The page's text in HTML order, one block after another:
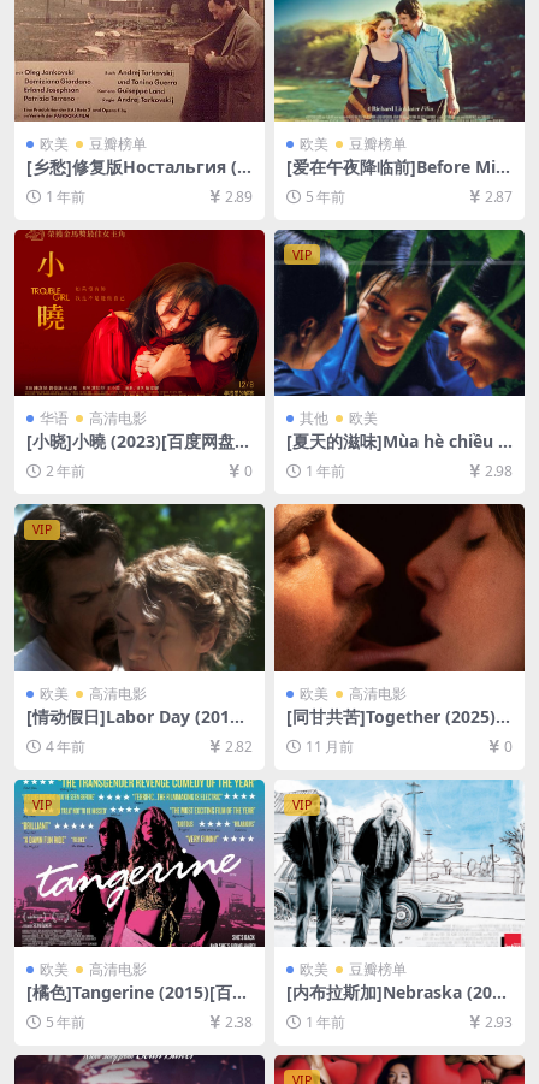
欧美 豆瓣榜单
[乡愁]修复版Ностальгия (1
983)[百度网盘+夸克网盘+迅
雷云盘资源1080P超清未删减]
1 年前 2.89
欧美 豆瓣榜单
[爱在午夜降临前]Before Mid
night (2013)[百度网盘+迅雷
云盘资源1080P超清未删减]
5 年前 2.87
华语 高清电影
[小晓]小曉 (2023)[百度网盘
+夸克网盘1080P超清未删减
资源][网盘在线播放/下载][MP
4/6GB][中文字幕]
2 年前 0
VIP
其他 欧美
[夏天的滋味]Mùa hè chiều t
hẳng đứng (2000)[百度网盘
+夸克网盘1080P超清未删减
资源][网盘在线播放/下载][MP
4/7GB][中英字幕]
1 年前 2.98
VIP
欧美 高清电影
[情动假日]Labor Day (2013)
[百度网盘+迅雷云盘资源1080
P超清未删减][MP4/6.9GB][中
英字幕]
4 年前 2.82
欧美 高清电影
[同甘共苦]Together (2025)
[百度网盘+夸克网盘1080P超
清未删减资源][网盘在线播放/
下载][MP4/7.2GB][中英字幕]
11 月前 0
VIP
欧美 高清电影
[橘色]Tangerine (2015)[百度
网盘+迅雷云盘资源1080P超
清未删减][MP4/5.5GB][中英
5 年前 2.38
VIP
欧美 豆瓣榜单
[内布拉斯加]Nebraska (201
3)[百度网盘+夸克网盘1080P
超清未删减资源][网盘在线播
幕]
1 年前 2.93
VIP